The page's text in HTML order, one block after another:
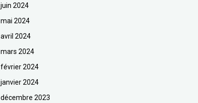
juin 2024
mai 2024
avril 2024
mars 2024
février 2024
janvier 2024
décembre 2023